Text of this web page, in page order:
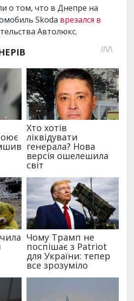
о том, что в Днепре на
Skoda врезался в
Автолюкс.